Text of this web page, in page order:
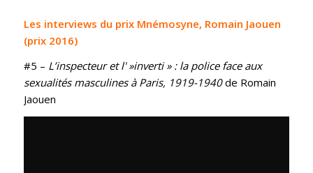
Les interviews du prix Mnémosyne, Romain Jaouen
(prix 2016)
#5 – L’inspecteur et l' »inverti » : la police face aux
sexualités masculines à Paris, 1919-1940de Romain
Jaouen